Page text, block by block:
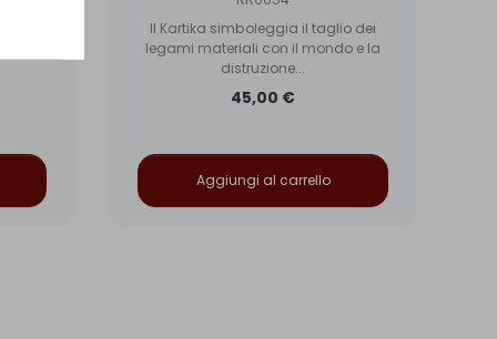
un
Il Kartika simboleggia il taglio dei
legami materiali con il mondo e la
distruzione...
45,00 €
Aggiungi al carrello